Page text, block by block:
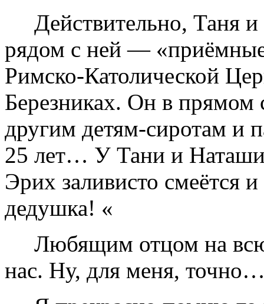
Действительно, Таня и
рядом с ней —
Римско-Католической
Березниках. Он в
другим детям-сиротам и
25 лет… У Тани и Наташи
Эрих заливисто смеётся
дедушка! «
Любящим отцом на всю
нас. Ну, для меня,